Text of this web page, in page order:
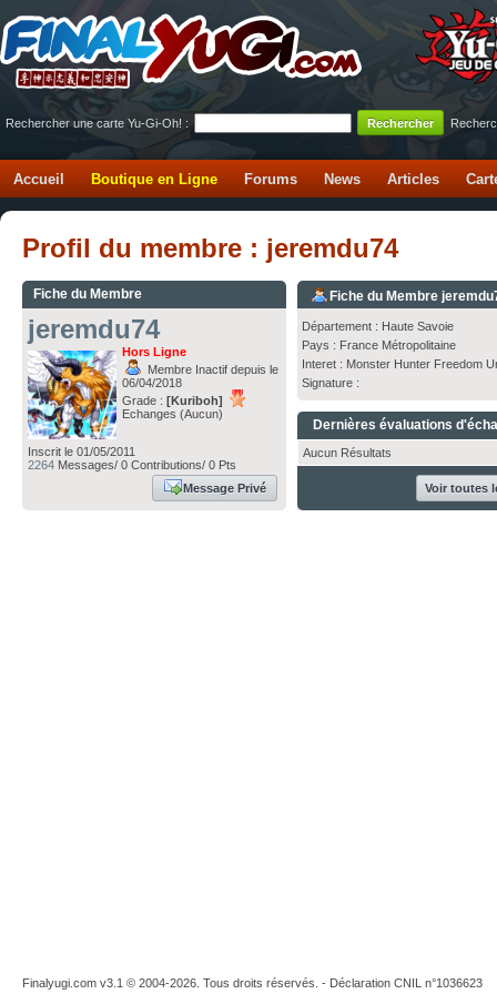
Rechercher une carte Yu-Gi-Oh! :
Accueil Boutique en Ligne Forums News Articles
Profil du membre : jeremdu74
Fiche du Membre
jeremdu74
Hors Ligne
Membre Inactif depuis le
06/04/2018
Grade : [Kuriboh]
Echanges (Aucun)
Inscrit le 01/05/2011
2264 Messages/ 0 Contributions/ 0 Pts
Message Privé
Fiche du Membre
Département : Haute Savoie
Pays : France Métropolitaine
Interet : Monster Hunter Freedom
Signature :
Dernières évaluations
Aucun Résultats
Voir toutes
Finalyugi.com v3.1 © 2004-2026. Tous droits réservés. - Déclaration CNIL n°1036623